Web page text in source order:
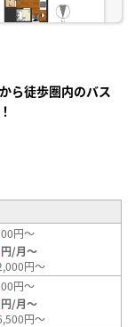
ら徒歩圏内のバス
円～
円/月～
円～
円～
円/月～
円～